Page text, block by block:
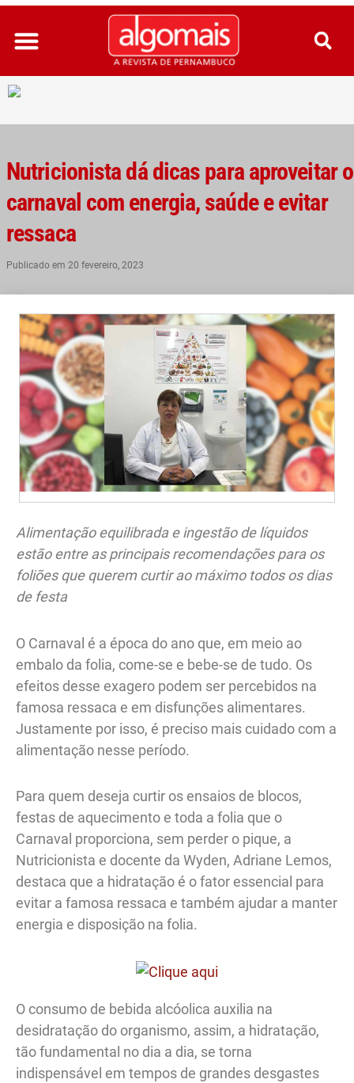
Ir
para
conteúdo
Nutricionista dá dicas para aproveitar o
carnaval com energia, saúde e evitar
ressaca
Publicado em 20 fevereiro, 2023
Alimentação equilibrada e ingestão de líquidos
estão entre as principais recomendações para os
foliões que querem curtir ao máximo todos os dias
de festa
O Carnaval é a época do ano que, em meio ao
embalo da folia, come-se e bebe-se de tudo. Os
efeitos desse exagero podem ser percebidos na
famosa ressaca e em disfunções alimentares.
Justamente por isso, é preciso mais cuidado com a
alimentação nesse período.
Para quem deseja curtir os ensaios de blocos,
festas de aquecimento e toda a folia que o
Carnaval proporciona, sem perder o pique, a
Nutricionista e docente da Wyden, Adriane Lemos,
destaca que a hidratação é o fator essencial para
evitar a famosa ressaca e também ajudar a manter
energia e disposição na folia.
O consumo de bebida alcóolica auxilia na
desidratação do organismo, assim, a hidratação,
tão fundamental no dia a dia, se torna
indispensável em tempos de grandes desgastes